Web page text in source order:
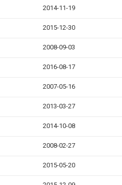
2014-11-19
2015-12-30
2008-09-03
2016-08-17
2007-05-16
2013-03-27
2014-10-08
2008-02-27
2015-05-20